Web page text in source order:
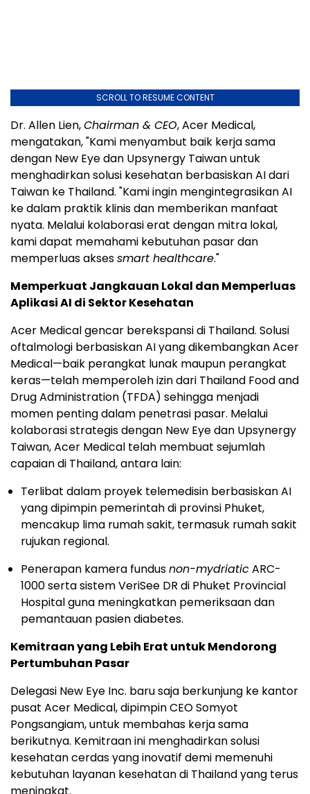
SCROLL TO RESUME CONTENT
Dr. Allen Lien,Chairman & CEO, Acer Medical,
mengatakan, "Kami menyambut baik kerja sama
dengan New Eye dan Upsynergy Taiwan untuk
menghadirkan solusi kesehatan berbasiskan AI dari
Taiwan ke Thailand. "Kami ingin mengintegrasikan AI
ke dalam praktik klinis dan memberikan manfaat
nyata. Melalui kolaborasi erat dengan mitra lokal,
kami dapat memahami kebutuhan pasar dan
memperluas aksessmart healthcare."
Memperkuat Jangkauan Lokal dan Memperluas
Aplikasi AI di Sektor Kesehatan
Acer Medical gencar berekspansi di Thailand. Solusi
oftalmologi berbasiskan AI yang dikembangkan Acer
Medical—baik perangkat lunak maupun perangkat
keras—telah memperoleh izin dari Thailand Food and
Drug Administration (TFDA) sehingga menjadi
momen penting dalam penetrasi pasar. Melalui
kolaborasi strategis dengan New Eye dan Upsynergy
Taiwan, Acer Medical telah membuat sejumlah
capaian di Thailand, antara lain:
Terlibat dalam proyek telemedisin berbasiskan AI
yang dipimpin pemerintah di provinsi Phuket,
mencakup lima rumah sakit, termasuk rumah sakit
rujukan regional.
Penerapan kamera fundusnon-mydriaticARC-
1000 serta sistem VeriSee DR di Phuket Provincial
Hospital guna meningkatkan pemeriksaan dan
pemantauan pasien diabetes.
Kemitraan yang Lebih Erat untuk Mendorong
Pertumbuhan Pasar
Delegasi New Eye Inc. baru saja berkunjung ke kantor
pusat Acer Medical, dipimpin CEO Somyot
Pongsangiam, untuk membahas kerja sama
berikutnya. Kemitraan ini menghadirkan solusi
kesehatan cerdas yang inovatif demi memenuhi
kebutuhan layanan kesehatan di Thailand yang terus